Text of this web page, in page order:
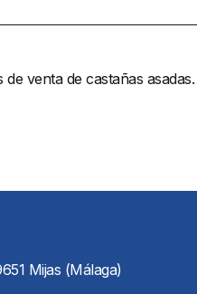
Mijas reparte una
Mijas (Málaga)